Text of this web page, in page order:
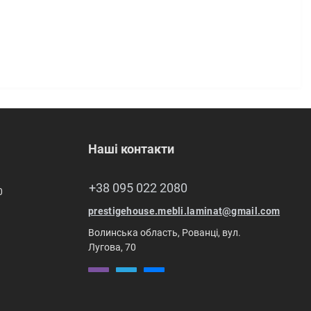
Наші контакти
+38 095 022 2080
prestigehouse.mebli.laminat@gmail.com
Волинська область, Рованці, вул.
Лугова, 70